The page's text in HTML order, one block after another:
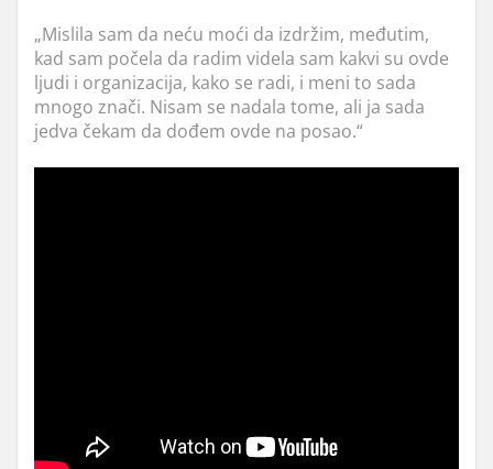
„Mislila sam da neću moći da izdržim, međutim,
kad sam počela da radim videla sam kakvi su ovde
ljudi i organizacija, kako se radi, i meni to sada
mnogo znači. Nisam se nadala tome, ali ja sada
jedva čekam da dođem ovde na posao.“